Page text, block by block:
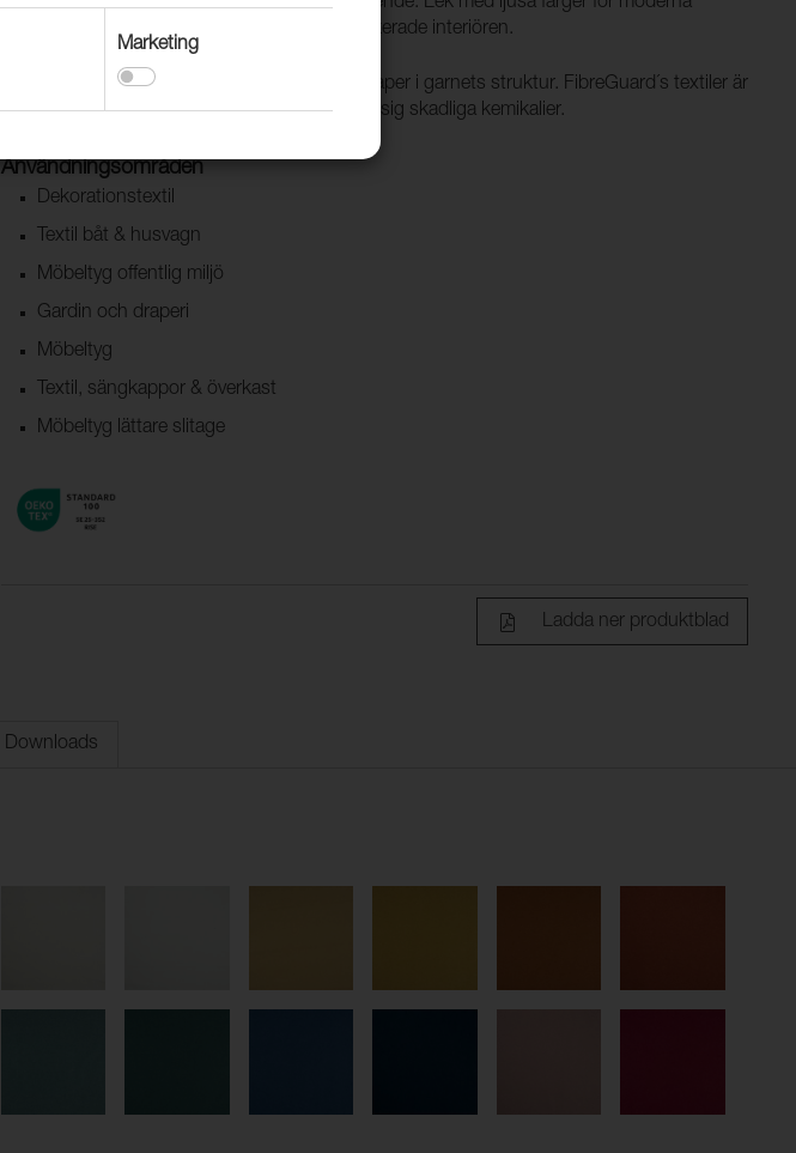
områden eller brända toner för den mer sofistikerade interiören.
FibreGuard ger textilen fläckavvisande egenskaper i garnets struktur. FibreGuard´s textiler är
OEKO-TEX® certifierade och släpper inte ifrån sig skadliga kemikalier.
Användningsområden
Dekorationstextil
Textil båt & husvagn
Möbeltyg offentlig miljö
Gardin och draperi
Möbeltyg
Textil, sängkappor & överkast
Möbeltyg lättare slitage
Ladda ner produktblad
Downloads
Marketing